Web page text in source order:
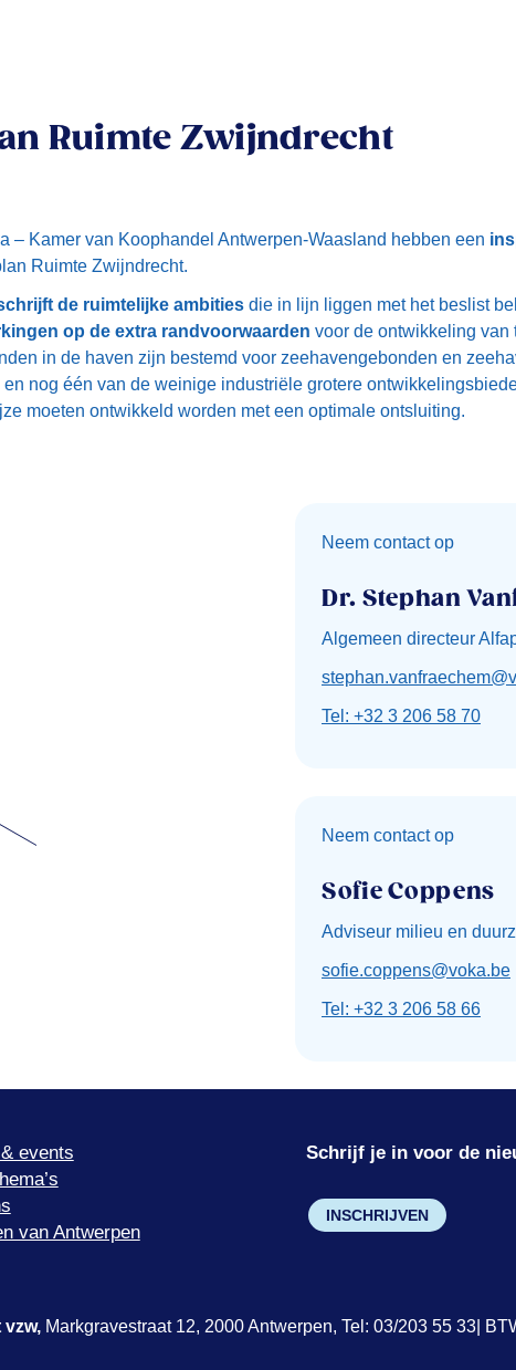
Ruimte Zwijndrecht
– Kamer van Koophandel Antwerpen-Waasland hebben een
Ruimte Zwijndrecht.
de ruimtelijke ambities die in lijn liggen met het beslist
op de extra randvoorwaarden voor de ontwikkeling van
in de haven zijn bestemd voor zeehavengebonden en
en nog één van de weinige industriële grotere
moeten ontwikkeld worden met een optimale ontsluiting.
Neem contact op
Dr. Stephan
Algemeen directeur
Tel: +32 3 206 58 70
Neem contact op
Sofie Coppens
Adviseur milieu en
sofie.coppens@voka.be
Tel: +32 3 206 58 66
events
van Antwerpen
Schrijf je in voor de
INSCHRIJVEN
vzw, Markgravestraat 12, 2000 Antwerpen, Tel: 03/203 55 33|